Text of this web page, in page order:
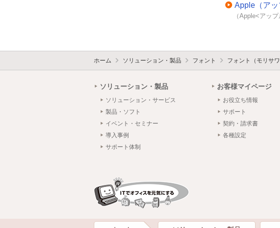
Apple（ア
（Apple<アップ
ホーム ソリューション・製品 フォント フォント（モリサワ
ソリューション・製品
ソリューション・サービス
製品・ソフト
イベント・セミナー
導入事例
サポート体制
お客様マイページ
お役立ち情報
サポート
契約・請求書
各種設定